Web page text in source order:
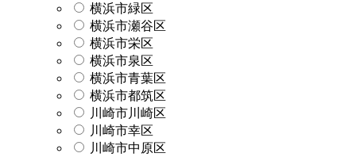
横浜市緑区
横浜市瀬谷区
横浜市栄区
横浜市泉区
横浜市青葉区
横浜市都筑区
川崎市川崎区
川崎市幸区
川崎市中原区